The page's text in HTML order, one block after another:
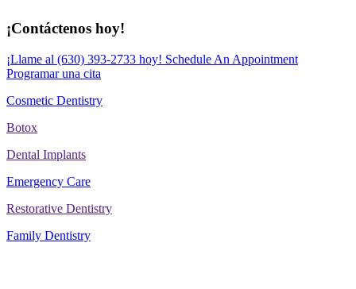
¡Contáctenos hoy!
¡Llame al (630) 393-2733 hoy! Schedule An Appointment
Programar una cita
Cosmetic Dentistry
Botox
Dental Implants
Emergency Care
Restorative Dentistry
Family Dentistry